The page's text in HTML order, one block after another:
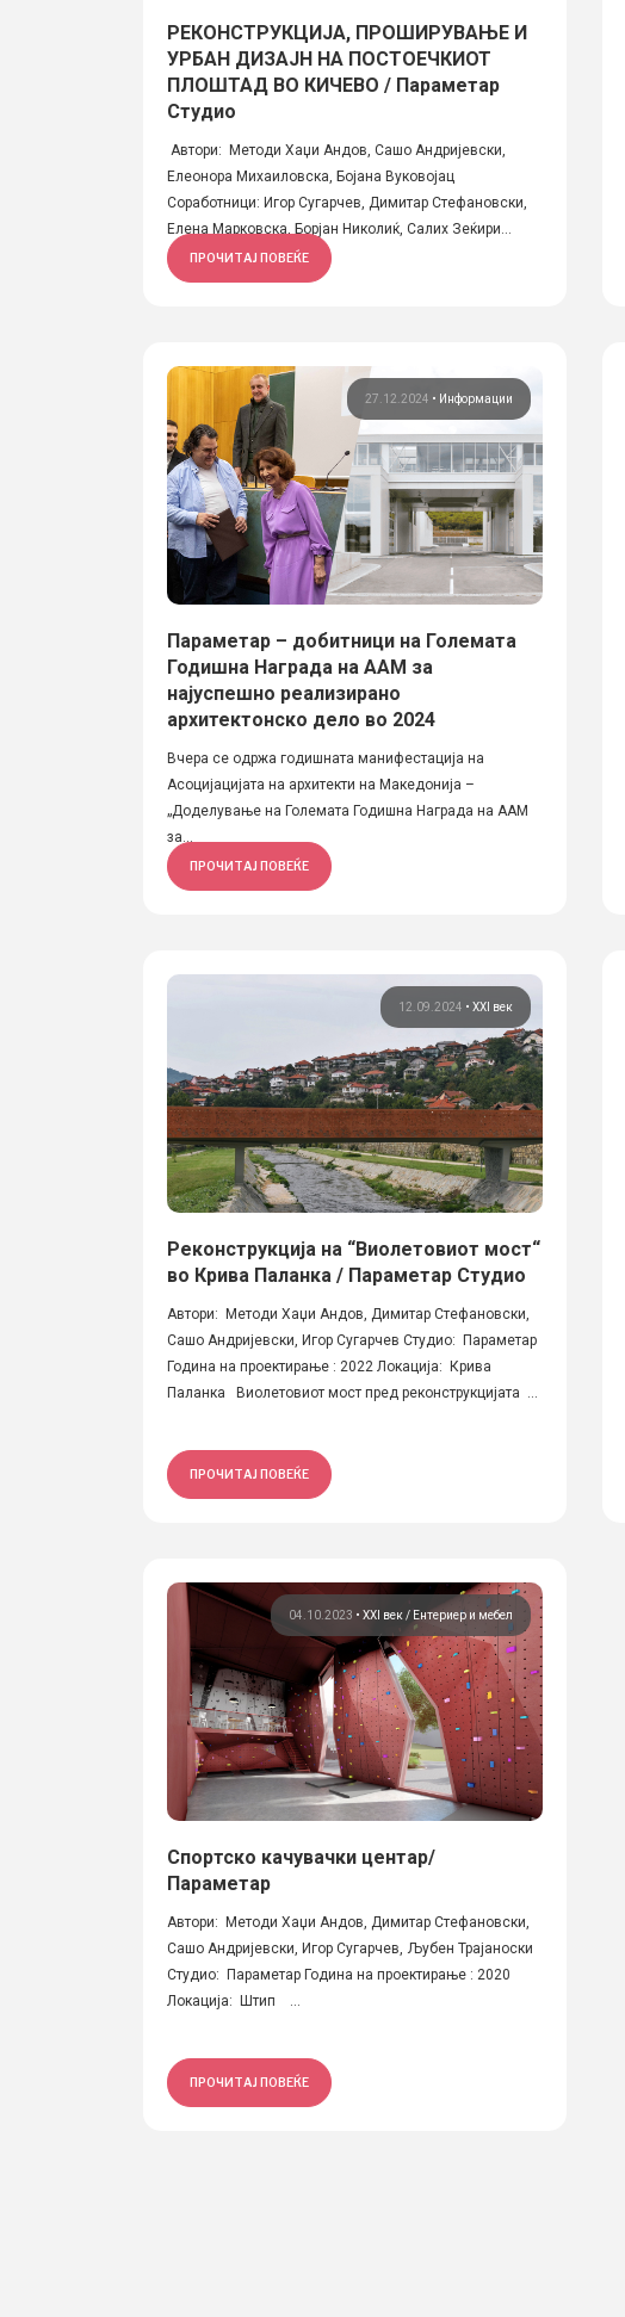
РЕКОНСТРУКЦИЈА, ПРОШИРУВАЊЕ И
УРБАН ДИЗАЈН НА ПОСТОЕЧКИОТ
ПЛОШТАД ВО КИЧЕВО / Параметар
Студио
Автори: Методи Хаџи Андов, Сашо Андријевски,
Елеонора Михаиловска, Бојана Вуковојац
Соработници: Игор Сугарчев, Димитар Стефановски,
Елена Марковска, Борјан Николиќ, Салих Зеќири...
ПРОЧИТАЈ ПОВЕЌЕ
27.12.2024 • Информации
Параметар – добитници на Големата
Годишна Награда на ААМ за
најуспешно реализирано
архитектонско дело во 2024
Вчера се одржа годишната манифестација на
Асоцијацијата на архитекти на Македонија –
„Доделување на Големата Годишна Награда на ААМ
за...
ПРОЧИТАЈ ПОВЕЌЕ
12.09.2024 •XXI век
Реконструкција на “Виолетовиот мост“
во Крива Паланка / Параметар Студио
Автори: Методи Хаџи Андов, Димитар Стефановски,
Сашо Андријевски, Игор Сугарчев Студио: Параметар
Година на проектирање : 2022 Локација: Крива
Паланка Виолетовиот мост пред реконструкцијата ...
ПРОЧИТАЈ ПОВЕЌЕ
04.10.2023 •XXI век Ентериер и мебел
Спортско качувачки центар/
Параметар
Автори: Методи Хаџи Андов, Димитар Стефановски,
Сашо Андријевски, Игор Сугарчев, Љубен Трајаноски
Студио: Параметар Година на проектирање : 2020
Локација: Штип ...
ПРОЧИТАЈ ПОВЕЌЕ